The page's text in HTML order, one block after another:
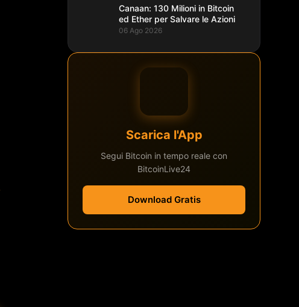
Canaan: 130 Milioni in Bitcoin
ed Ether per Salvare le Azioni
06 Ago 2026
Scarica l'App
Segui Bitcoin in tempo reale con
BitcoinLive24
Download Gratis